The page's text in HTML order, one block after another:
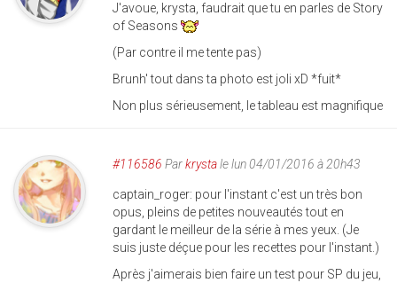
J'avoue, krysta, faudrait que tu en parles de Story
of Seasons
(Par contre il me tente pas)
Brunh' tout dans ta photo est joli xD *fuit*
Non plus sérieusement, le tableau est magnifique
#116586 Parkrystale lun 04/01/2016 à 20h43
captain_roger: pour l'instant c'est un très bon
opus, pleins de petites nouveautés tout en
gardant le meilleur de la série à mes yeux. (Je
suis juste déçue pour les recettes pour l'instant.)
Après j'aimerais bien faire un test pour SP du jeu,